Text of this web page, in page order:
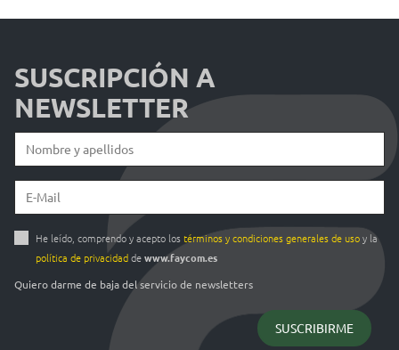
SUSCRIPCIÓN A
NEWSLETTER
He leído, comprendo y acepto los términos y condiciones generales de usoy la
política de privacidaddewww.faycom.es
Quiero darme de baja del servicio de newsletters